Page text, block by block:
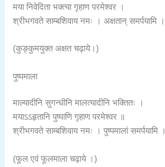
मया निवेदिता भक्त्या गृहाण परमेश्वर ।
श्रीभगवते साम्बशिवाय नमः । अक्षतान् समर्पयामि ।
(कुङ्कुमयुक्त अक्षत चढ़ाये।)
पुष्पमाला
माल्यादीनि सुगन्धीनि मालत्यादीनि भक्तितः ।
मयाऽऽहृतानि पुष्पाणि गृहाण परमेश्वर ॥
श्रीभगवते साम्बशिवाय नमः । पुष्पमालां समर्पयामि ।
(फूल एवं फूलमाला चढ़ाये ।)